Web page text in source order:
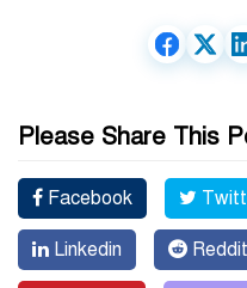
Please Share This
Facebook
Linkedin Reddit